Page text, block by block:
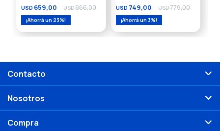
USD 659,00 USD866,00
23
USD 749,00 USD779,00
3
Contacto
Nosotros
Compra